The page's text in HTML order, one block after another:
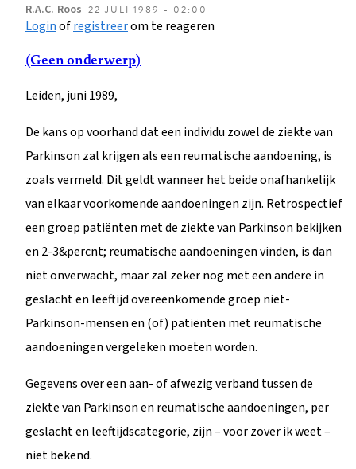
R.A.C. Roos 22 JULI 1989 - 02:00
Loginofregistreerom te reageren
(Geen onderwerp)
Leiden, juni 1989,
De kans op voorhand dat een individu zowel de ziekte van
Parkinson zal krijgen als een reumatische aandoening, is
zoals vermeld. Dit geldt wanneer het beide onafhankelijk
van elkaar voorkomende aandoeningen zijn. Retrospectief
een groep patiënten met de ziekte van Parkinson bekijken
en 2-3&percnt; reumatische aandoeningen vinden, is dan
niet onverwacht, maar zal zeker nog met een andere in
geslacht en leeftijd overeenkomende groep niet-
Parkinson-mensen en (of) patiënten met reumatische
aandoeningen vergeleken moeten worden.
Gegevens over een aan- of afwezig verband tussen de
ziekte van Parkinson en reumatische aandoeningen, per
geslacht en leeftijdscategorie, zijn – voor zover ik weet –
niet bekend.